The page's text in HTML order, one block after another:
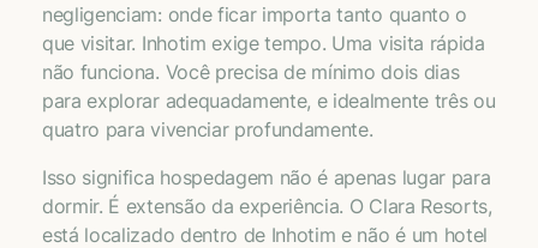
negligenciam: onde ficar importa tanto quanto o
que visitar. Inhotim exige tempo. Uma visita rápida
não funciona. Você precisa de mínimo dois dias
para explorar adequadamente, e idealmente três ou
quatro para vivenciar profundamente.
Isso significa hospedagem não é apenas lugar para
dormir. É extensão da experiência. O Clara Resorts,
está localizado dentro de Inhotim e não é um hotel